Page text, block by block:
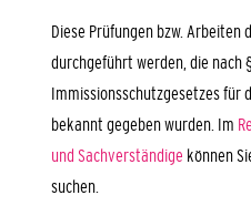
Diese Prüfungen bzw. Arbeiten
durchgeführt werden, die nach
Immissionsschutzgesetzes für
bekannt gegeben wurden. Im
und Sachverständige können
suchen.